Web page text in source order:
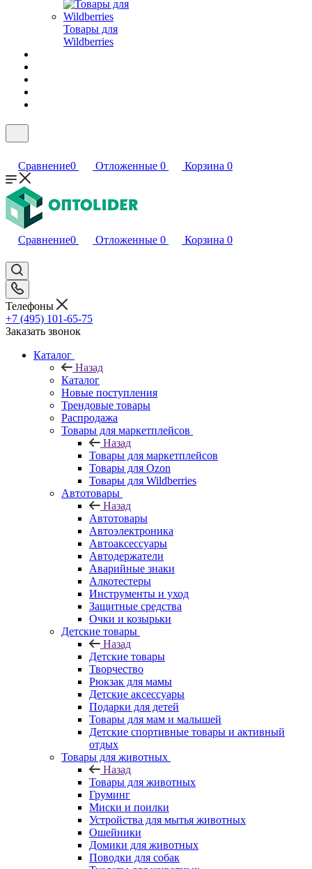
Товары для
Wildberries
Сравнение0 Отложенные 0 Корзина 0
Сравнение0 Отложенные 0 Корзина 0
Телефоны
+7 (495) 101-65-75
Заказать звонок
Каталог
Назад
Каталог
Новые поступления
Трендовые товары
Распродажа
Товары для маркетплейсов
Назад
Товары для маркетплейсов
Товары для Ozon
Товары для Wildberries
Автотовары
Назад
Автотовары
Автоэлектроника
Автоаксессуары
Автодержатели
Аварийные знаки
Алкотестеры
Инструменты и уход
Защитные средства
Очки и козырьки
Детские товары
Назад
Детские товары
Творчество
Рюкзак для мамы
Детские аксессуары
Подарки для детей
Товары для мам и малышей
Детские спортивные товары и активный
отдых
Товары для животных
Назад
Товары для животных
Груминг
Миски и поилки
Устройства для мытья животных
Ошейники
Домики для животных
Поводки для собак